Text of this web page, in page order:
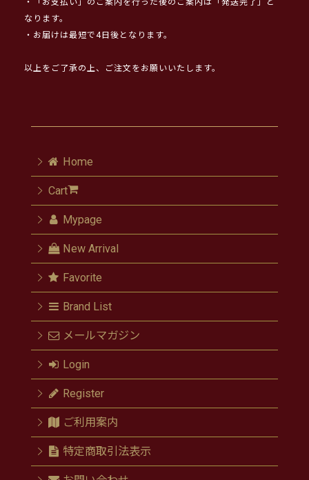
・「お支払い」のご案内を行った後のご案内は「発送完了」と
なります。
・お届けは最短で4日後となります。
以上をご了承の上、ご注文をお願いいたします。
Home
Cart
Mypage
New Arrival
Favorite
Brand List
メールマガジン
Login
Register
ご利用案内
特定商取引法表示